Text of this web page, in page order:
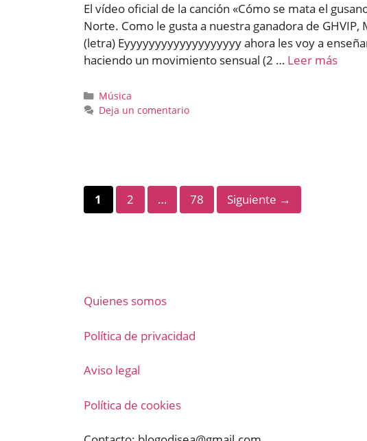
El vídeo oficial de la canción «Cómo se mata el
Norte. Como le gusta a nuestra ganadora de GHVIP,
(letra) Eyyyyyyyyyyyyyyyyyyy ahora les voy a
haciendo un movimiento sensual (2 … Leer más
Categorías
Música
Deja un comentario
Página
1 Página
2 … Página
78 Siguiente →
Quienes somos
Política de privacidad
Aviso legal
Política de cookies